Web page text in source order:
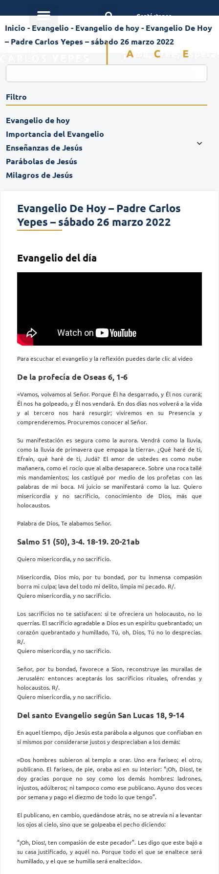
Contáctanos
Inicio - Evangelio - Evangelio de hoy- Evangelio De Hoy
– Padre Carlos Yepes – sábado 26 marzo 2022
Filtro
Evangelio de hoy
Importancia del Evangelio
Enseñanzas de Jesús
Parábolas de Jesús
Milagros de Jesús
Evangelio De Hoy – Padre Carlos
Yepes – sábado 26 marzo 2022
Evangelio del día
Para escuchar el evangelio y la reflexión puedes darle clic al video
De la profecía de Oseas 6, 1-6
«Vamos, volvamos al Señor. Porque Él ha desgarrado, y Él nos curará;
Él nos ha golpeado, y Él nos vendará. En dos días nos volverá a la vida
y al tercero nos hará resurgir; viviremos en su Presencia y
comprenderemos. Procuremos conocer al Señor.
Su manifestación es segura como la aurora. Vendrá como la lluvia,
como la lluvia de primavera que empapa la tierra». ¿Qué haré de ti,
Efraín, qué haré de ti, Judá? El amor de ustedes es como nube
mañanera, como el rocío que al alba desaparece. Sobre una roca tallé
mis mandamientos; los castigué por medio de los profetas con las
palabras de mi boca. Mi juicio se manifestará como la luz. Quiero
misericordia y no sacrificio, conocimiento de Dios, más que
holocaustos.
Palabra de Dios, Te alabamos Señor.
Salmo 51 (50), 3-4. 18-19. 20-21ab
Quiero misericordia, y no sacrificio.
Misericordia, Dios mío, por tu bondad, por tu inmensa compasión
borra mi culpa; lava del todo mi delito, limpia mi pecado. R/.
Quiero misericordia, y no sacrificio.
Los sacrificios no te satisfacen: si te ofreciera un holocausto, no lo
querrías. El sacrificio agradable a Dios es un espíritu quebrantado; un
corazón quebrantado y humillado, Tú, oh, Dios, Tú no lo desprecias.
R/.
Quiero misericordia, y no sacrificio.
Señor, por tu bondad, favorece a Sion, reconstruye las murallas de
Jerusalén: entonces aceptarás los sacrificios rituales, ofrendas y
holocaustos. R/.
Quiero misericordia, y no sacrificio.
Del santo Evangelio según San Lucas 18, 9-14
En aquel tiempo, dijo Jesús esta parábola a algunos que confiaban en
sí mismos por considerarse justos y despreciaban a los demás:
«Dos hombres subieron al templo a orar. Uno era fariseo; el otro,
publicano. El fariseo, de pie, oraba así en su interior: “¡Oh, Dios!, te
doy gracias porque no soy como los demás hombres: ladrones,
injustos, adúlteros; ni tampoco como ese publicano. Ayuno dos veces
por semana y pago el diezmo de todo lo que tengo”.
El publicano, en cambio, quedándose atrás, no se atrevía ni a levantar
los ojos al cielo, sino que se golpeaba el pecho diciendo:
“¡Oh, Dios!, ten compasión de este pecador”. Les digo que este bajó a
su casa justificado, y aquél no. Porque todo el que se enaltece será
humillado, y el que se humilla será enaltecido».